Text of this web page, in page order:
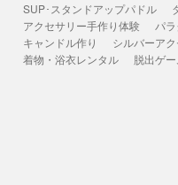
SUP･スタンドアップパドル
アクセサリー手作り体験
パ
キャンドル作り
シルバーア
着物・浴衣レンタル
脱出ゲ